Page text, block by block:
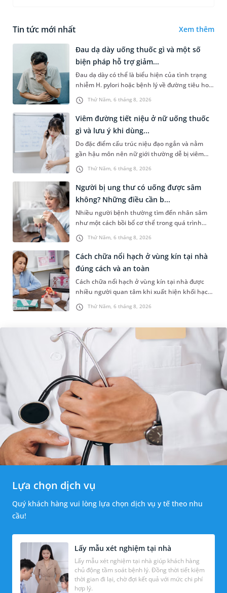
Tin tức mới nhất Xem thêm
Thứ Năm, 6 tháng 8, 2026
Đau dạ dày uống thuốc gì và một số
biện pháp hỗ trợ giảm...
Đau dạ dày có thể là biểu hiện của tình trạng
nhiễm H. pylori hoặc bệnh lý về đường tiêu hoá
khác. Dựa theo nguyên nhân cụ thể, bác sĩ sẽ
cân nhắc chỉ định p...
Thứ Năm, 6 tháng 8, 2026
Viêm đường tiết niệu ở nữ uống thuốc
gì và lưu ý khi dùng...
Do đặc điểm cấu trúc niệu đạo ngắn và nằm
gần hậu môn nên nữ giới thường dễ bị viêm
đường tiết niệu hơn nam giới. Tùy theo nguyên
nhân, mức độ nhiễm trùng và...
Thứ Năm, 6 tháng 8, 2026
Người bị ung thư có uống được sâm
không? Những điều cần b...
Nhiều người bệnh thường tìm đến nhân sâm
như một cách bồi bổ cơ thể trong quá trình
điều trị ung thư. Tuy nhiên, câu hỏi người bị
ung thư có uống được sâm kh...
Thứ Năm, 6 tháng 8, 2026
Cách chữa nổi hạch ở vùng kín tại nhà
đúng cách và an toàn
Cách chữa nổi hạch ở vùng kín tại nhà được
nhiều người quan tâm khi xuất hiện khối hạch
nhỏ ở vùng bẹn hoặc cơ quan sinh dục. Nếu
hạch mới xuất hiện, kích th...
Lựa chọn dịch vụ
Quý khách hàng vui lòng lựa chọn dịch vụ y tế theo nhu
cầu!
Lấy mẫu xét nghiệm tại nhà
Lấy mẫu xét nghiệm tại nhà giúp khách hàng
chủ động tầm soát bệnh lý. Đồng thời tiết kiệm
thời gian đi lại, chờ đợi kết quả với mức chi phí
hợp lý.